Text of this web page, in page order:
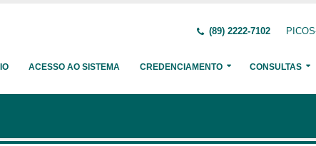
(89) 2222-7102
ACESSO AO SISTEMA CREDENCIAMENTO CONSULTAS